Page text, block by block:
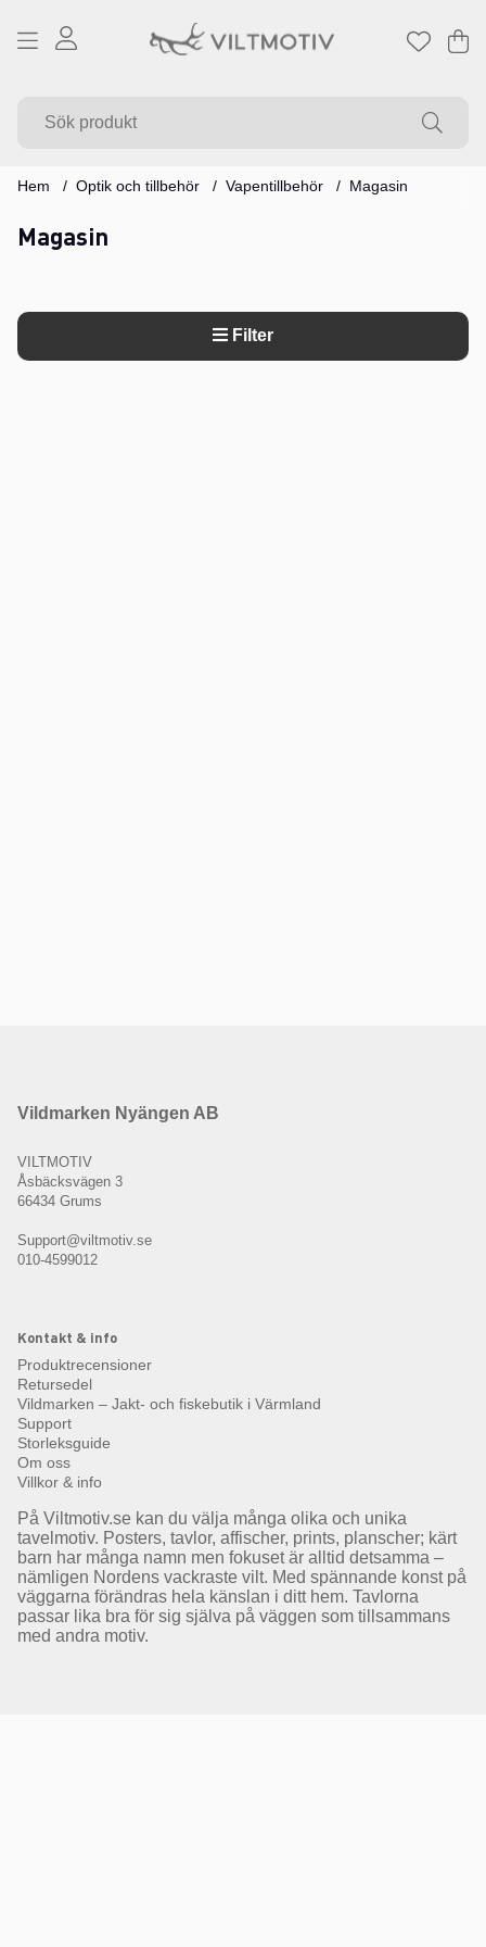
.
Hem Optik och tillbehör Vapentillbehör Magasin
Magasin
Filter
Vildmarken Nyängen AB
VILTMOTIV
Åsbäcksvägen 3
66434 Grums
Support@viltmotiv.se
010-4599012
Kontakt & info
Produktrecensioner
Retursedel
Vildmarken – Jakt- och fiskebutik i Värmland
Support
Storleksguide
Om oss
Villkor & info
På Viltmotiv.se kan du välja många olika och unika
tavelmotiv. Posters, tavlor, affischer, prints, planscher; kärt
barn har många namn men fokuset är alltid detsamma –
nämligen Nordens vackraste vilt. Med spännande konst på
väggarna förändras hela känslan i ditt hem. Tavlorna
passar lika bra för sig själva på väggen som tillsammans
med andra motiv.